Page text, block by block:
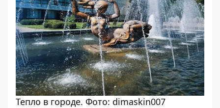
Тепло в городе. Фото: dimaskin007